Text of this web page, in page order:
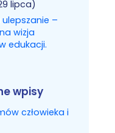
lipca)
–
wizja
edukacji.
wpisy
człowieka i